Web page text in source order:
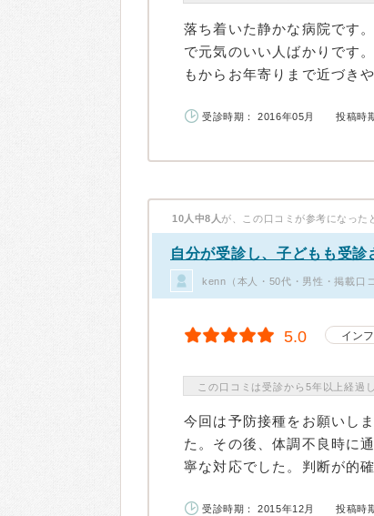
落ち着いた静かな病院です
で元気のいい人ばかりです
もからお年寄りまで近づき
受診時期： 2016年05月 投稿時
10人中8人 が、この口コミが参考になった
自分が受診し、子どもも受診
kenn（本人・50代・男性・掲載口
5.0 イン
この口コミは受診から5年以上経過
今回は予防接種をお願いし
た。その後、体調不良時に
寧な対応でした。判断が的
受診時期： 2015年12月 投稿時